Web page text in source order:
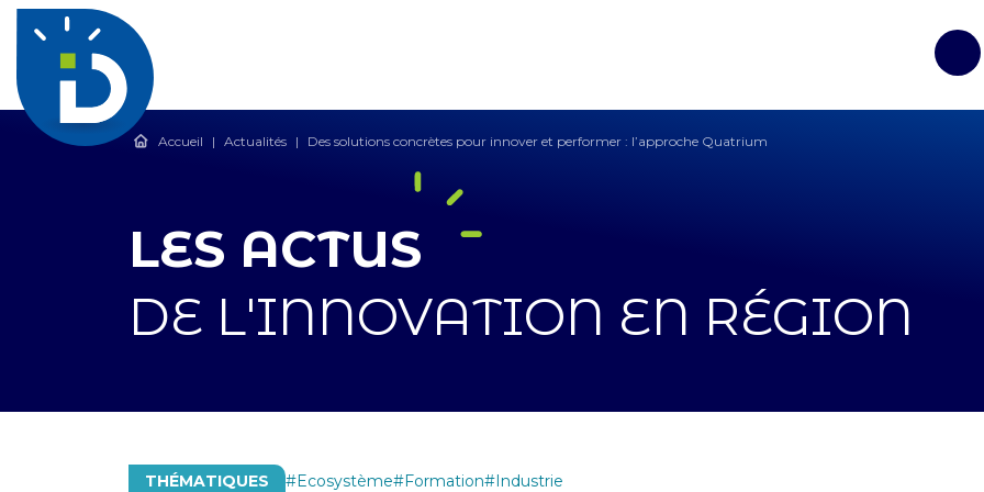
Accueil | Actualités | Des solutions concrètes pour innover et performer : l’approche Quatrium
LES ACTUS
DE L'INNOVATION EN RÉGION
THÉMATIQUES Ecosystème Formation Industrie